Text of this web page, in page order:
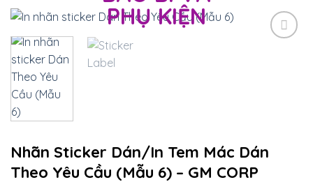
Nhãn Sticker Dán/In Tem Mác Dán
Theo Yêu Cầu (Mẫu 6) – GM CORP